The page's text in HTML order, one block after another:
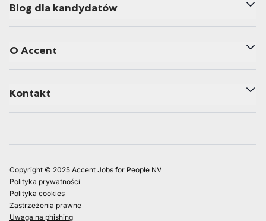
Blog dla kandydatów
O Accent
Kontakt
Copyright © 2025 Accent Jobs for People NV
Polityka prywatności
Polityka cookies
Zastrzeżenia prawne
Uwaga na phishing